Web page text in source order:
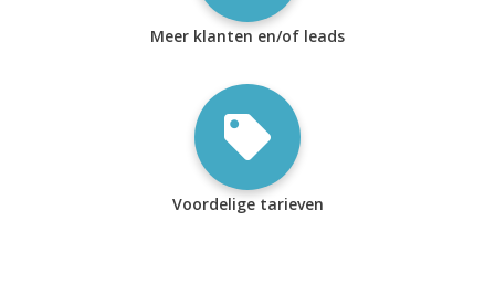
Meer klanten en/of leads
Voordelige tarieven